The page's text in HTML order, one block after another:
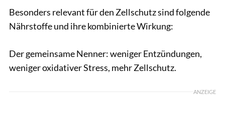
Besonders relevant für den Zellschutz sind folgende
Nährstoffe und ihre kombinierte Wirkung:
Der gemeinsame Nenner: weniger Entzündungen,
weniger oxidativer Stress, mehr Zellschutz.
ANZEIGE